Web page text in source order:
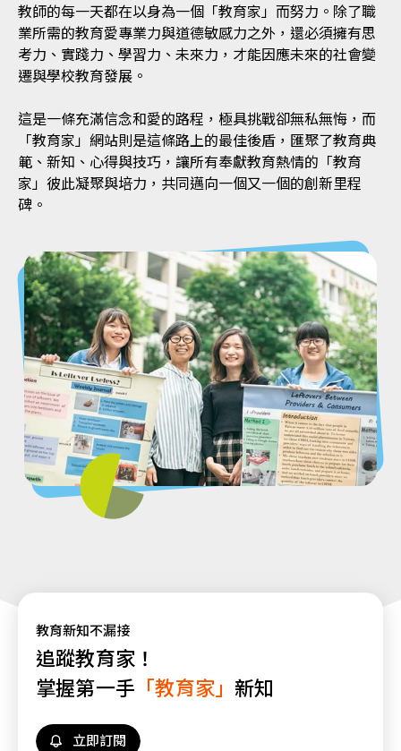
教師的每一天都在以身為一個「教育家」而努力。除了職
業所需的教育愛專業力與道德敏感力之外，還必須擁有思
考力、實踐力、學習力、未來力，才能因應未來的社會變
遷與學校教育發展。
這是一條充滿信念和愛的路程，極具挑戰卻無私無悔，而
「教育家」網站則是這條路上的最佳後盾，匯聚了教育典
範、新知、心得與技巧，讓所有奉獻教育熱情的「教育
家」彼此凝聚與培力，共同邁向一個又一個的創新里程
碑。
教育新知不漏接
追蹤教育家！
掌握第一手 「教育家」 新知
立即訂閱